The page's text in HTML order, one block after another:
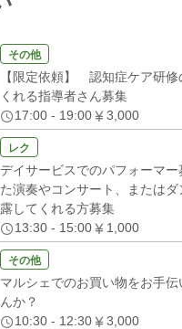
その他
【限定依頼】 認知症ケア研修
くれる指導者さん募集
17:00 - 19:00
3,000
レク
デイサービスでのパフォーマー
た演奏やコンサート、または
露してくれる方募集
13:30 - 15:00
1,000
その他
マルシェでのお買い物をお手
んか？
10:30 - 12:30
3,000